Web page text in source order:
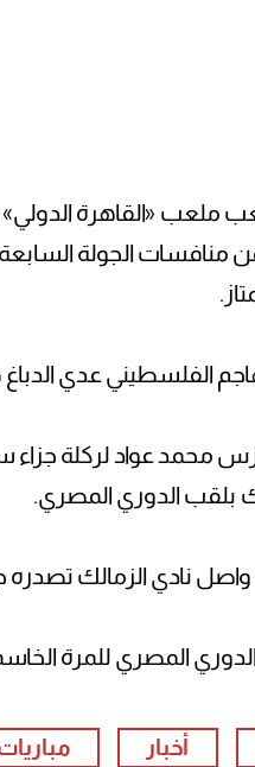
ملعب «القاهرة الدولي»
منافسات الجولة
الفلسطيني عدي الدباغ
بلقب الدوري المصري.
واصل نادي الزمالك تصدره
المصري للمرة
أخبار